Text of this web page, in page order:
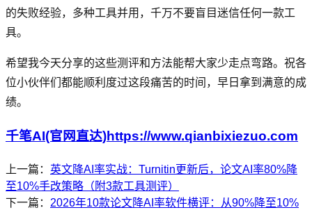
的失败经验，多种工具并用，千万不要盲目迷信任何一款工
具。
希望我今天分享的这些测评和方法能帮大家少走点弯路。祝各
位小伙伴们都能顺利度过这段痛苦的时间，早日拿到满意的成
绩。
千笔AI(官网直达)https://www.qianbixiezuo.com
上一篇： 英文降AI率实战：Turnitin更新后，论文AI率80%降
至10%手改策略（附3款工具测评）
下一篇： 2026年10款论文降AI率软件横评：从90%降至10%